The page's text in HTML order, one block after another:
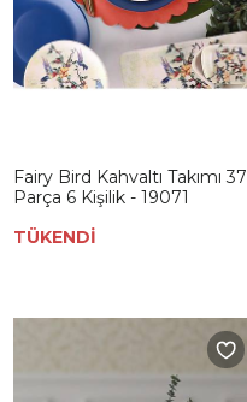
Fairy Bird Kahvaltı Takımı 37
Parça 6 Kişilik - 19071
TÜKENDİ